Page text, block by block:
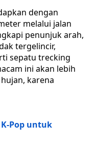
dengan
melalui jalan
penunjuk arah,
tergelincir,
sepatu trecking
ini akan lebih
karena
Pop untuk